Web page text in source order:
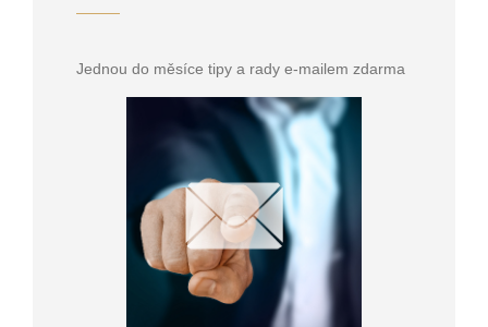
Jednou do měsíce tipy a rady e-mailem zdarma